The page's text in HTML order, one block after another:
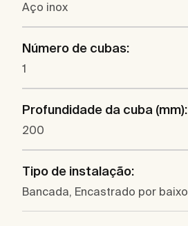
Aço inox
Número de cubas:
1
Profundidade da cuba (mm):
200
Tipo de instalação:
Bancada, Encastrado por baixo